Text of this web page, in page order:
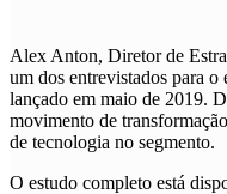
Alex Anton, Diretor de
um dos entrevistados para
lançado em maio de 2019.
movimento de
de tecnologia no segmento.
O estudo completo está